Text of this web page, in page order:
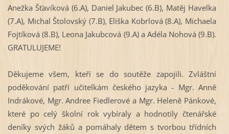
Anežka Šťavíková (6.A), Daniel Jakubec (6.B), Matěj Havelka
(7.A), Michal Štolovský (7.B), Eliška Kobrlová (8.A), Michaela
Fojtíková (8.B), Leona Jakubcová (9.A) a Adéla Nohová (9.B).
GRATULUJEME!
Děkujeme všem, kteří se do soutěže zapojili. Zvláštní
poděkování patří učitelkám českého jazyka - Mgr. Anně
Indrákové, Mgr. Andree Fiedlerové a Mgr. Heleně Pánkové,
které po celý školní rok vybíraly a hodnotily čtenářské
deníky svých žáků a pomáhaly dětem s tvorbou třídních